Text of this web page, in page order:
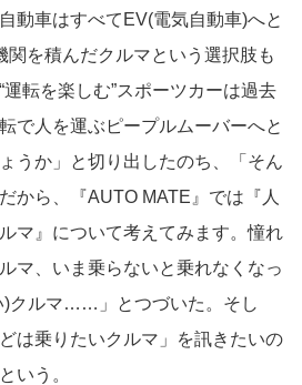
動車はすべてEV(電気自動車)へと
関を積んだクルマという選択肢も
転を楽しむ”スポーツカーは過去
で人を運ぶピープルムーバーへと
うか」と切り出したのち、「そん
から、『AUTO MATE』では『人
マ』について考えてみます。憧れ
マ、いま乗らないと乗れなくなっ
)クルマ……」とつづいた。そし
は乗りたいクルマ」を訊きたいの
いう。